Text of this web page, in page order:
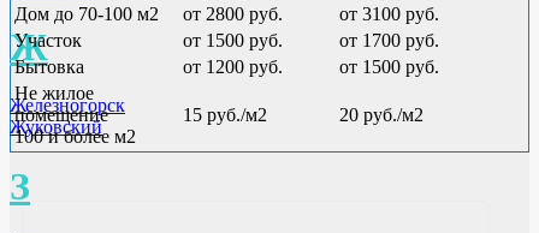
Ж
Железногорск
Жуковский
З
Дом до 70-100 м2
от 2800 руб.
от 3100 руб.
Участок
от 1500 руб.
от 1700 руб.
Бытовка
от 1200 руб.
от 1500 руб.
Не жилое
помещение
100 и более м2
15 руб./м2 20 руб./м2